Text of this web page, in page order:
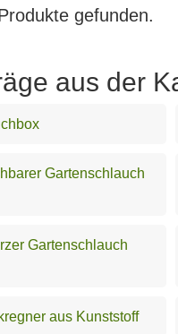
gefunden.
aus der
Gartenschlauch
Gartenschlauch
aus Kunststoff